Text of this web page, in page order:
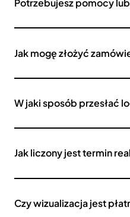
Potrzebujesz pomocy
Jak mogę złożyć
W jaki sposób przesłać
Jak liczony jest termin
Czy wizualizacja jest